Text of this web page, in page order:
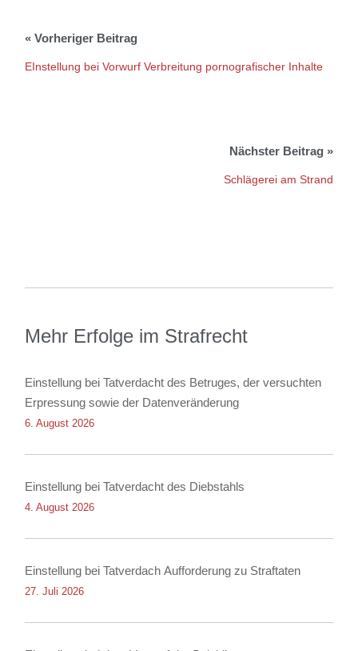
EInstellung bei Vorwurf Verbreitung pornografischer Inhalte
Schlägerei am Strand
Mehr Erfolge im Strafrecht
Einstellung bei Tatverdacht des Betruges, der versuchten
Erpressung sowie der Datenveränderung
6. August 2026
Einstellung bei Tatverdacht des Diebstahls
4. August 2026
Einstellung bei Tatverdach Aufforderung zu Straftaten
27. Juli 2026